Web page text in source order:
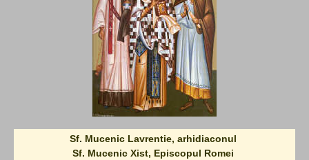
Sf. Mucenic Lavrentie, arhidiaconul
Sf. Mucenic Xist, Episcopul Romei